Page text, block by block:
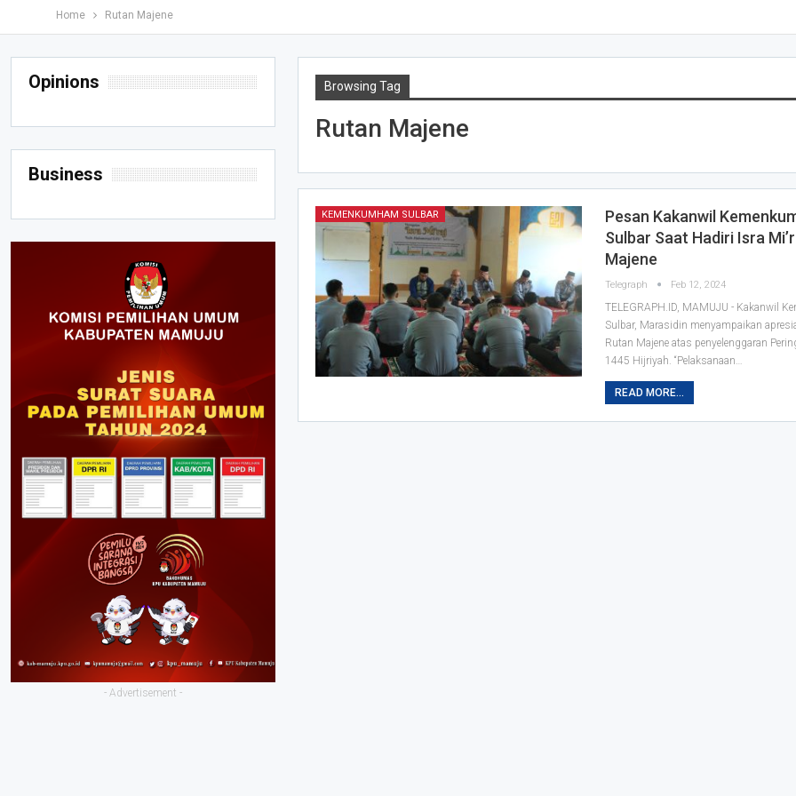
Home Rutan Majene
Browsing Tag
Rutan Majene
KEMENKUMHAM SULBAR
Pesan Kakanwil
Sulbar Saat Hadiri Isra
Majene
Telegraph Feb 12, 2024
TELEGRAPH.ID, MAMUJU - Kakanwil
Sulbar, Marasidin menyampaikan
Rutan Majene atas penyelenggaran
1445 Hijriyah. “Pelaksanaan…
READ MORE...
Opinions
Business
- Advertisement -